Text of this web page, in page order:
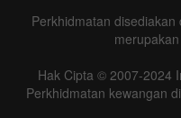
Perkhidmatan
Hak Cipta © 2007-2024
Perkhidmatan kewangan